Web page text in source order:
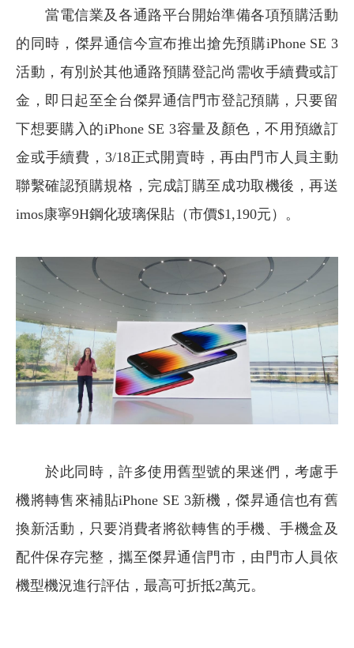
當電信業及各通路平台開始準備各項預購活動
的同時，傑昇通信今宣布推出搶先預購iPhone SE 3
活動，有別於其他通路預購登記尚需收手續費或訂
金，即日起至全台傑昇通信門市登記預購，只要留
下想要購入的iPhone SE 3容量及顏色，不用預繳訂
金或手續費，3/18正式開賣時，再由門市人員主動
聯繫確認預購規格，完成訂購至成功取機後，再送
imos康寧9H鋼化玻璃保貼（市價$1,190元）。
於此同時，許多使用舊型號的果迷們，考慮手
機將轉售來補貼iPhone SE 3新機，傑昇通信也有舊
換新活動，只要消費者將欲轉售的手機、手機盒及
配件保存完整，攜至傑昇通信門市，由門市人員依
機型機況進行評估，最高可折抵2萬元。